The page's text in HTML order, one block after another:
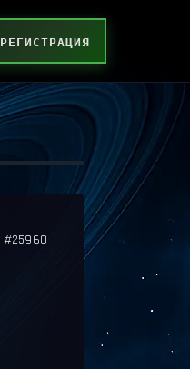
РЕГИСТРАЦИЯ
#25960